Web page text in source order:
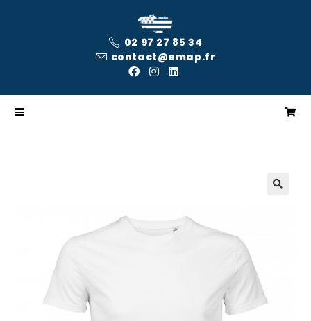
02 97 27 85 34
contact@emap.fr